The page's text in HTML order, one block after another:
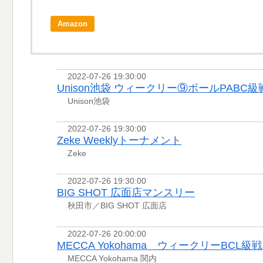
Amazon
2022-07-26 19:30:00
Unison池袋 ウィークリー⑨ボールPABC級
Unison池袋
2022-07-26 19:30:00
Zeke Weeklyトーナメント
Zeke
2022-07-26 19:30:00
BIG SHOT 広面店マンスリー
秋田市／BIG SHOT 広面店
2022-07-26 20:00:00
MECCA Yokohama ウィークリーBCL級戦
MECCA Yokohama 関内